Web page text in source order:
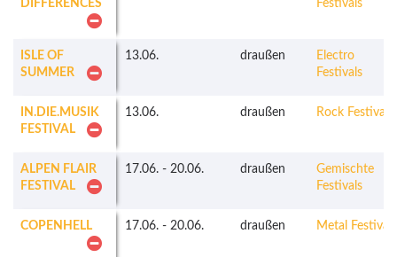
DIFFERENCES Festivals
ISLE OF
SUMMER
13.06. draußen
Electro
Festivals
IN.DIE.MUSIK
FESTIVAL
13.06. draußen Rock Festivals
ALPEN FLAIR
FESTIVAL
17.06. - 20.06. draußen
Gemischte
Festivals
COPENHELL 17.06. - 20.06. draußen Metal Festivals